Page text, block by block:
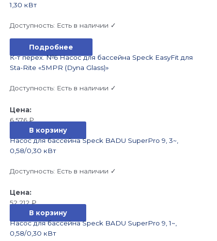
1,30 кВт
Доступность: Есть в наличии ✓
Подробнее
К-т перех. №6 Насос для бассейна Speck EasyFit для
Sta-Rite «5MPR (Dyna Glass)»
Доступность: Есть в наличии ✓
6 576₽
В корзину
Насос для бассейна Speck BADU SuperPro 9, 3~,
0,58/0,30 кВт
Доступность: Есть в наличии ✓
52 212₽
В корзину
Насос для бассейна Speck BADU SuperPro 9, 1~,
0,58/0,30 кВт